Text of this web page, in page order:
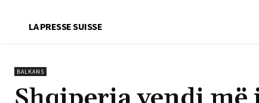
LA PRESSE SUISSE
BALKANS